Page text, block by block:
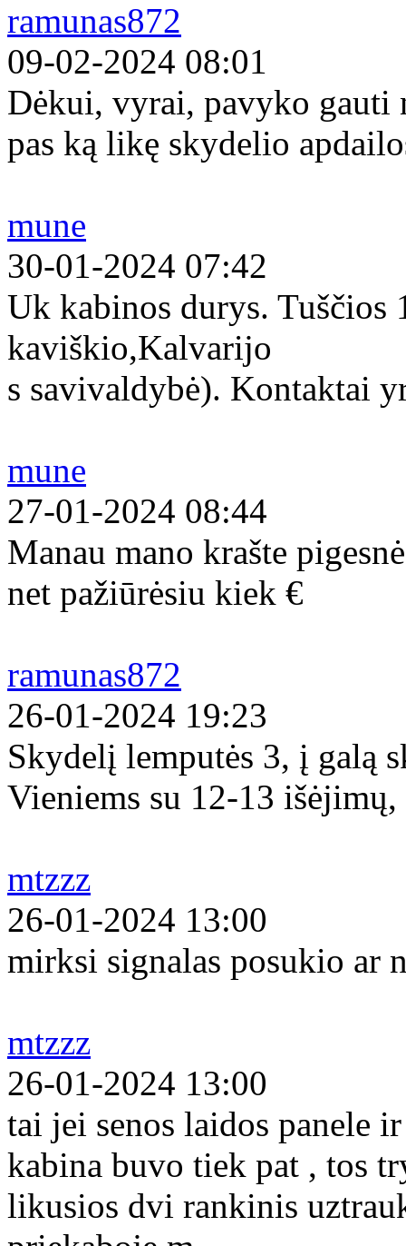
ramunas872
09-02-2024 08:01
Dėkui, vyrai, pavyko gauti
pas ką likę skydelio
mune
30-01-2024 07:42
Uk kabinos durys.
kaviškio,Kalvarijo
s savivaldybė). Kontaktai
mune
27-01-2024 08:44
Manau mano krašte
net pažiūrėsiu kiek €
ramunas872
26-01-2024 19:23
Skydelį lemputės 3, į galą
Vieniems su 12-13 išėjimų,
mtzzz
26-01-2024 13:00
mirksi signalas posukio ar
mtzzz
26-01-2024 13:00
tai jei senos laidos panele
kabina buvo tiek pat , tos
likusios dvi rankinis